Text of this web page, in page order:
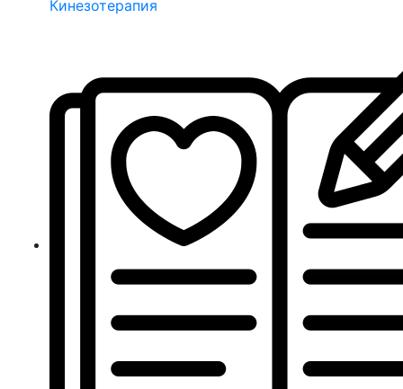
Кинезотерапия